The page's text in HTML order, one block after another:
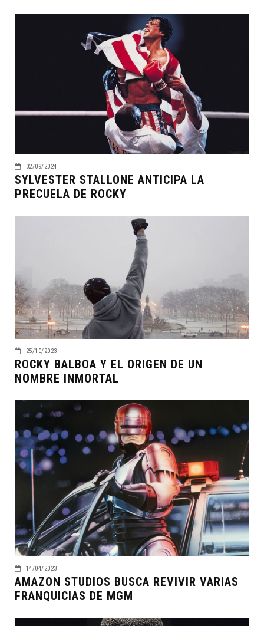
02/09/2024
SYLVESTER STALLONE ANTICIPA LA
PRECUELA DE ROCKY
25/10/2023
ROCKY BALBOA Y EL ORIGEN DE UN
NOMBRE INMORTAL
14/04/2023
AMAZON STUDIOS BUSCA REVIVIR VARIAS
FRANQUICIAS DE MGM